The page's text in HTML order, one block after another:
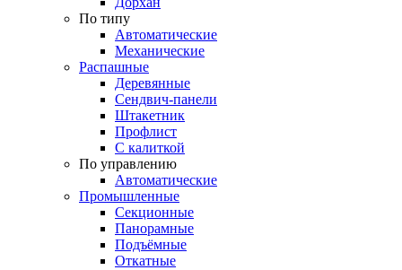
По типу
Автоматические
Механические
Распашные
Деревянные
Сендвич-панели
Штакетник
Профлист
С калиткой
По управлению
Автоматические
Промышленные
Секционные
Панорамные
Подъёмные
Откатные